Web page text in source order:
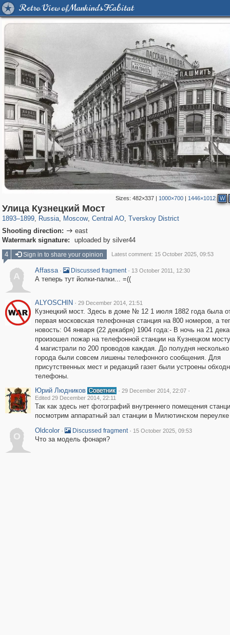
Retro View of Mankind's Habitat
Sizes:482×337 | 1000×700 | 1446×1012 W
Улица Кузнецкий Мост
1893–1899, Russia
1,406,257 29,243
, Moscow
319,779 8,286
, Central AO
159,978 5,916
, Tverskoy District
Shooting direction:  east
Watermark signature:
uploaded by silver44
4
Sign in to share your opinion Latest comment: 15 October 2025, 09:53
A
Affassa · Discussed fragment · 13 October 2011, 12:30
А теперь тут йолки-палки... =((
ALYOSCHIN · 29 December 2014, 21:51
Кузнецкий мост. Здесь в доме № 12 1 июля 1882 года была
первая московская телефонная станция на 800 номеров, а
новость: 04 января (22 декабря) 1904 года:- В ночь на 21
произошел пожар на телефонной станции на Кузнецком
4 магистрали по 200 проводов каждая. До полудня несколько
города были совсем лишены телефонного сообщения. Для
присутственных мест и редакций газет были устроены
телефоны.
Юрий Людников
· 29 December 2014, 22:07 ·
Edited 29 December 2014, 22:11
Так как здесь нет фотографий внутреннего помещения
посмотрим аппаратный зал станции в Милютинском
O
Oldcolor · Discussed fragment · 15 October 2025, 09:53
Что за модель фонаря?